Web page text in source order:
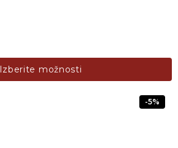
Izberite možnosti
različic. Možnosti lahko izberete na
-5%